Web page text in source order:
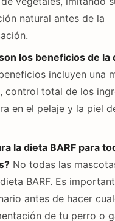
natural antes de la
los beneficios de la
incluyen una
control total de los
en el pelaje y la piel
la dieta BARF para
No todas las
BARF. Es
antes de hacer
de tu perro o